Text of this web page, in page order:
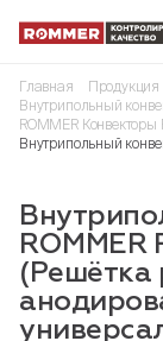
Главная Продукция
Внутрипольный
ROMMER
Внутрипольный
ROMMER
(Решётка